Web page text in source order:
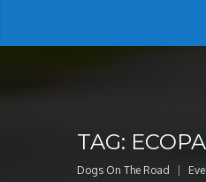
TAG:
Dogs On The Road